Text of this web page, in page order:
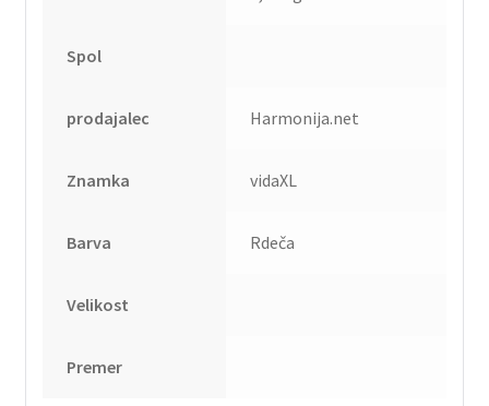
Spol
prodajalec Harmonija.net
Znamka vidaXL
Barva Rdeča
Velikost
Premer